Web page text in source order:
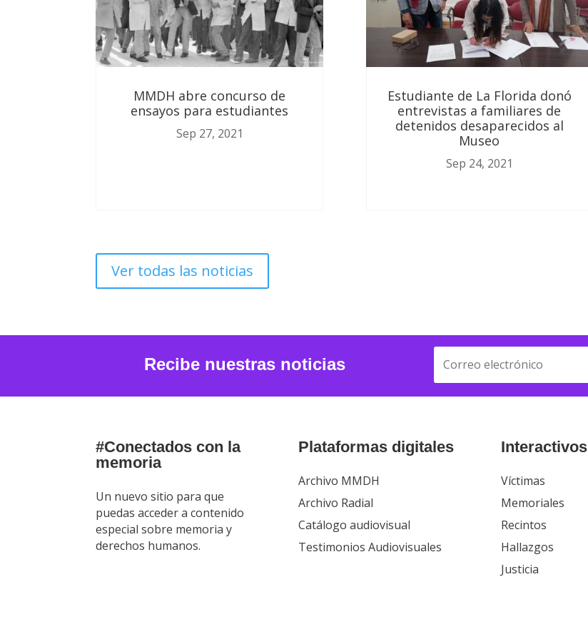
MMDH abre concurso de
ensayos para estudiantes
Sep 27, 2021
Estudiante de La Florida donó
entrevistas a familiares de
detenidos desaparecidos al
Museo
Sep 24, 2021
Ver todas las noticias
Recibe nuestras noticias
#Conectados con la
memoria
Un nuevo sitio para que
puedas acceder a contenido
especial sobre memoria y
derechos humanos.
Plataformas digitales
Archivo MMDH
Archivo Radial
Catálogo audiovisual
Testimonios Audiovisuales
Interactivos
Víctimas
Memoriales
Recintos
Hallazgos
Justicia